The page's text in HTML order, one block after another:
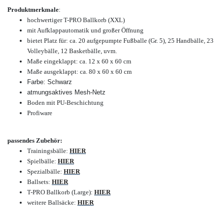
Produktmerkmale:
hochwertiger T-PRO Ballkorb (XXL)
mit Aufklappautomatik und großer Öffnung
bietet Platz für: ca. 20 aufgepumpte Fußballe (Gr. 5), 25 Handbälle, 23
Volleybälle, 12 Basketbälle, uvm.
Maße eingeklappt: ca. 12 x 60 x 60 cm
Maße ausgeklappt: ca. 80 x 60 x 60 cm
Farbe: Schwarz
atmungsaktives Mesh-Netz
Boden mit PU-Beschichtung
Profiware
passendes Zubehör:
Trainingsbälle: HIER
Spielbälle: HIER
Spezialbälle: HIER
Ballsets: HIER
T-PRO Ballkorb (Large): HIER
weitere Ballsäcke: HIER